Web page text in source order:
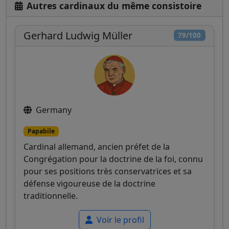
Autres cardinaux du même consistoire
79/100
Gerhard Ludwig Müller
Germany
Papabile
Cardinal allemand, ancien préfet de la
Congrégation pour la doctrine de la foi, connu
pour ses positions très conservatrices et sa
défense vigoureuse de la doctrine
traditionnelle.
Voir le profil